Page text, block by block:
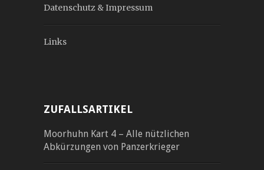
Datenschutz & Impressum
Links
ZUFALLSARTIKEL
Moorhuhn Kart 4 – Alle nützlichen
Abkürzungen von Panzerkrieger